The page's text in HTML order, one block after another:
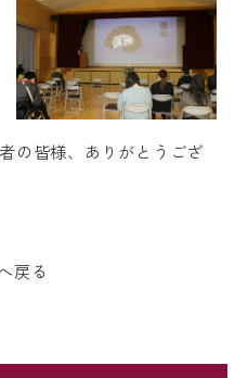
の皆様、ありがとうござ
戻る